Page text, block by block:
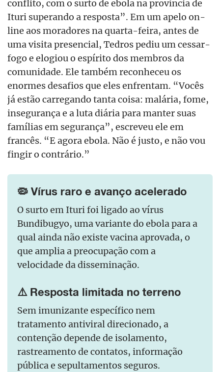
conflito, com o surto de ebola na província de
Ituri superando a resposta”. Em um apelo on-
line aos moradores na quarta-feira, antes de
uma visita presencial, Tedros pediu um cessar-
fogo e elogiou o espírito dos membros da
comunidade. Ele também reconheceu os
enormes desafios que eles enfrentam. “Vocês
já estão carregando tanta coisa: malária, fome,
insegurança e a luta diária para manter suas
famílias em segurança”, escreveu ele em
francês. “E agora ebola. Não é justo, e não vou
fingir o contrário.”
🦠 Vírus raro e avanço acelerado
O surto em Ituri foi ligado ao vírus
Bundibugyo, uma variante do ebola para a
qual ainda não existe vacina aprovada, o
que amplia a preocupação com a
velocidade da disseminação.
⚠️ Resposta limitada no terreno
Sem imunizante específico nem
tratamento antiviral direcionado, a
contenção depende de isolamento,
rastreamento de contatos, informação
pública e sepultamentos seguros.